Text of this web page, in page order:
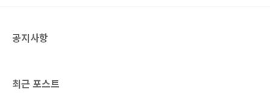
습니다. -재료- 통마늘 garlic - 3ea 올리브 오일
공지사항
최근 포스트